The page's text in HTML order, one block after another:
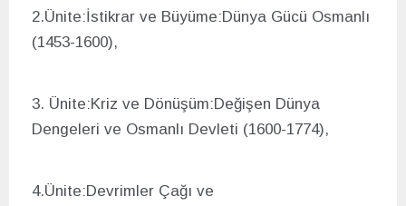
2.Ünite:İstikrar ve Büyüme:Dünya Gücü Osmanlı
(1453-1600),
3. Ünite:Kriz ve Dönüşüm:Değişen Dünya
Dengeleri ve Osmanlı Devleti (1600-1774),
4.Ünite:Devrimler Çağı ve